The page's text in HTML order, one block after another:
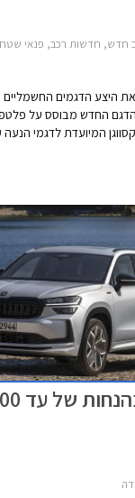
חדש, חדשות רכב, פנאי
היצע הדגמים החשמליים
המיועדת לדגמי